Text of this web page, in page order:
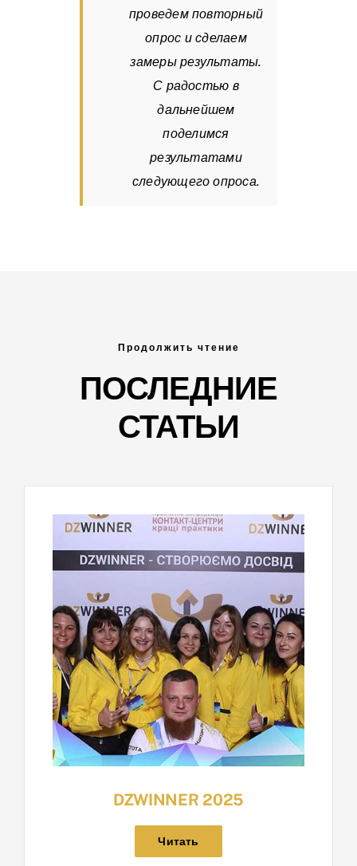
проведем повторный
опрос и сделаем
замеры результаты.
С радостью в
дальнейшем
поделимся
результатами
следующего опроса.
Продолжить чтение
ПОСЛЕДНИЕ
СТАТЬИ
DZWINNER 2025
Читать